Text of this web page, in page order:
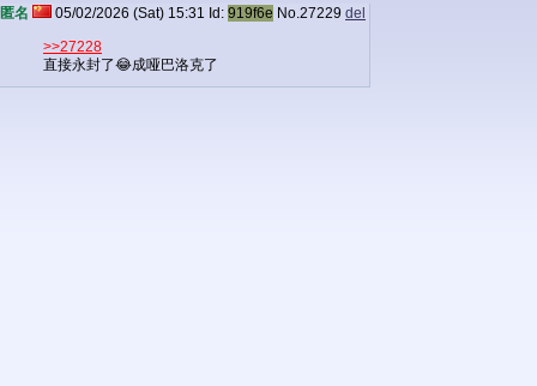
匿名 05/02/2026 (Sat) 15:31 Id: 919f6e No.27229 del
>>27228
直接永封了😂成哑巴洛克了